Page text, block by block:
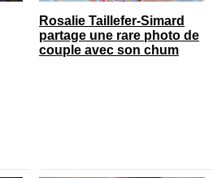
Rosalie Taillefer-Simard
partage une rare photo de
couple avec son chum